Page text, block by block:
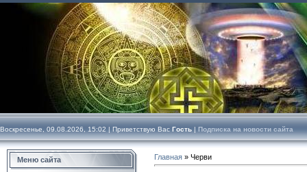
Воскресенье, 09.08.2026, 15:02 | Приветствую Вас Гость | Подписка на новости сайта
Меню сайта Главная » Черви